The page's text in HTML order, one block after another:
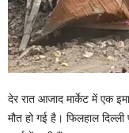
देर रात आजाद मार्केट में एक
मौत हो गई है। फिलहाल